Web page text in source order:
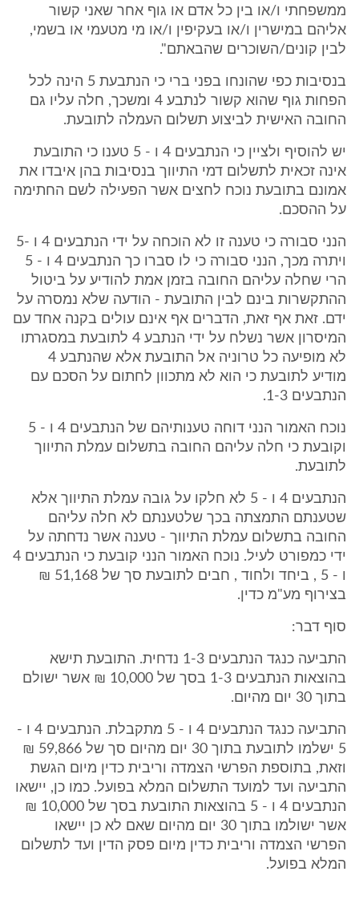
ממשפחתי ו/או בין כל אדם או גוף אחר שאני קשור
אליהם במישרין ו/או בעקיפין ו/או מי מטעמי או בשמי,
לבין קונים/השוכרים שהבאתם".
בנסיבות כפי שהונחו בפני ברי כי הנתבעת 5 הינה לכל
הפחות גוף שהוא קשור לנתבע 4 ומשכך, חלה עליו גם
החובה האישית לביצוע תשלום העמלה לתובעת.
יש להוסיף ולציין כי הנתבעים 4 ו - 5 טענו כי התובעת
אינה זכאית לתשלום דמי התיווך בנסיבות בהן איבדו את
אמונם בתובעת נוכח לחצים אשר הפעילה לשם החתימה
על ההסכם.
הנני סבורה כי טענה זו לא הוכחה על ידי הנתבעים 4 ו -5
ויתרה מכך, הנני סבורה כי לו סברו כך הנתבעים 4 ו - 5
הרי שחלה עליהם החובה בזמן אמת להודיע על ביטול
ההתקשרות בינם לבין התובעת - הודעה שלא נמסרה על
ידם. זאת אף זאת, הדברים אף אינם עולים בקנה אחד עם
המיסרון אשר נשלח על ידי הנתבע 4 לתובעת במסגרתו
לא מופיעה כל טרוניה אל התובעת אלא שהנתבע 4
מודיע לתובעת כי הוא לא מתכוון לחתום על הסכם עם
הנתבעים 1-3.
נוכח האמור הנני דוחה טענותיהם של הנתבעים 4 ו - 5
וקובעת כי חלה עליהם החובה בתשלום עמלת התיווך
לתובעת.
הנתבעים 4 ו - 5 לא חלקו על גובה עמלת התיווך אלא
שטענתם התמצתה בכך שלטענתם לא חלה עליהם
החובה בתשלום עמלת התיווך - טענה אשר נדחתה על
ידי כמפורט לעיל. נוכח האמור הנני קובעת כי הנתבעים 4
ו - 5 , ביחד ולחוד , חבים לתובעת סך של 51,168 ₪
בצירוף מע"מ כדין.
סוף דבר:
התביעה כנגד הנתבעים 1-3 נדחית. התובעת תישא
בהוצאות הנתבעים 1-3 בסך של 10,000 ₪ אשר ישולם
בתוך 30 יום מהיום.
התביעה כנגד הנתבעים 4 ו - 5 מתקבלת. הנתבעים 4 ו -
5 ישלמו לתובעת בתוך 30 יום מהיום סך של 59,866 ₪
וזאת, בתוספת הפרשי הצמדה וריבית כדין מיום הגשת
התביעה ועד למועד התשלום המלא בפועל. כמו כן, יישאו
הנתבעים 4 ו - 5 בהוצאות התובעת בסך של 10,000 ₪
אשר ישולמו בתוך 30 יום מהיום שאם לא כן יישאו
הפרשי הצמדה וריבית כדין מיום פסק הדין ועד לתשלום
המלא בפועל.